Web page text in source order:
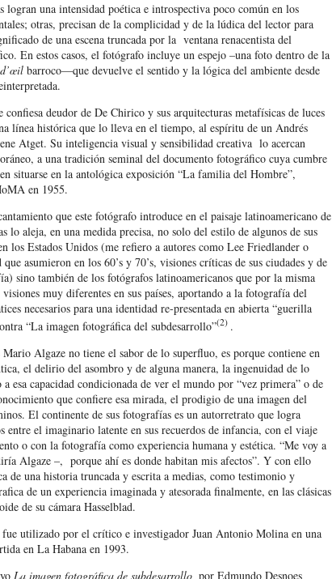
logran una intensidad poética e introspectiva poco común en los
otras, precisan de la complicidad y de la lúdica del lector para
de una escena truncada por la ventana renacentista del
En estos casos, el fotógrafo incluye un espejo –una foto dentro de la
barroco—que devuelve el sentido y la lógica del ambiente desde
confiesa deudor de De Chirico y sus arquitecturas metafísicas de luces
línea histórica que lo lleva en el tiempo, al espíritu de un Andrés
Atget. Su inteligencia visual y sensibilidad creativa lo acercan
a una tradición seminal del documento fotográfico cuya cumbre
situarse en la antológica exposición “La familia del Hombre”,
en 1955.
que este fotógrafo introduce en el paisaje latinoamericano de
lo aleja, en una medida precisa, no solo del estilo de algunos de sus
los Estados Unidos (me refiero a autores como Lee Friedlander o
asumieron en los 60’s y 70’s, visiones críticas de sus ciudades y de
sino también de los fotógrafos latinoamericanos que por la misma
visiones muy diferentes en sus países, aportando a la fotografía del
necesarios para una identidad re-presentada en abierta “guerilla
“La imagen fotográfica del subdesarrollo”(2) .
Mario Algaze no tiene el sabor de lo superfluo, es porque contiene en
el delirio del asombro y de alguna manera, la ingenuidad de lo
esa capacidad condicionada de ver el mundo por “vez primera” o de
que confiere esa mirada, el prodigio de una imagen del
El continente de sus fotografías es un autorretrato que logra
entre el imaginario latente en sus recuerdos de infancia, con el viaje
o con la fotografía como experiencia humana y estética. “Me voy a
Algaze –, porque ahí es donde habitan mis afectos”. Y con ello
de una historia truncada y escrita a medias, como testimonio y
de un experiencia imaginada y atesorada finalmente, en las clásicas
de su cámara Hasselblad.
utilizado por el crítico e investigador Juan Antonio Molina en una
en La Habana en 1993.
La imagen fotográfica de subdesarrollo, por Edmundo Desnoes